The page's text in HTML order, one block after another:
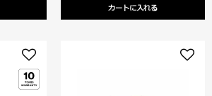
カートに入れる